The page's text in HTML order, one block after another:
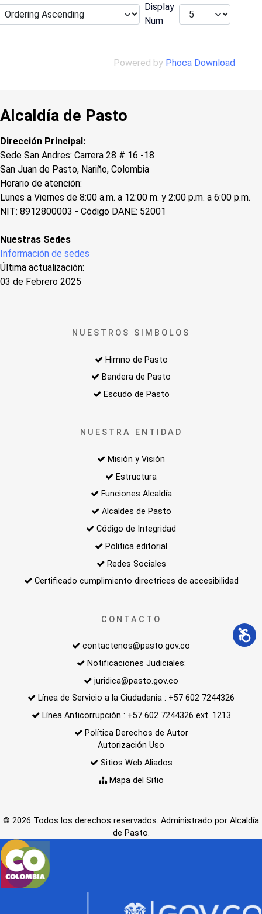
Display
Num
Powered by Phoca Download
Alcaldía de Pasto
Dirección Principal:
Sede San Andres: Carrera 28 # 16 -18
San Juan de Pasto, Nariño, Colombia
Horario de atención:
Lunes a Viernes de 8:00 a.m. a 12:00 m. y 2:00 p.m. a 6:00 p.m.
NIT: 8912800003 - Código DANE: 52001
Nuestras Sedes
Información de sedes
Última actualización:
03 de Febrero 2025
NUESTROS SIMBOLOS
Himno de Pasto
Bandera de Pasto
Escudo de Pasto
NUESTRA ENTIDAD
Misión y Visión
Estructura
Funciones Alcaldía
Alcaldes de Pasto
Código de Integridad
Politica editorial
Redes Sociales
Certificado cumplimiento directrices de accesibilidad
CONTACTO
contactenos@pasto.gov.co
Notificaciones Judiciales:
juridica@pasto.gov.co
Línea de Servicio a la Ciudadania : +57 602 7244326
Línea Anticorrupción : +57 602 7244326 ext. 1213
Política Derechos de Autor
Autorización Uso
Sitios Web Aliados
Mapa del Sitio
© 2026 Todos los derechos reservados. Administrado por Alcaldía
de Pasto.